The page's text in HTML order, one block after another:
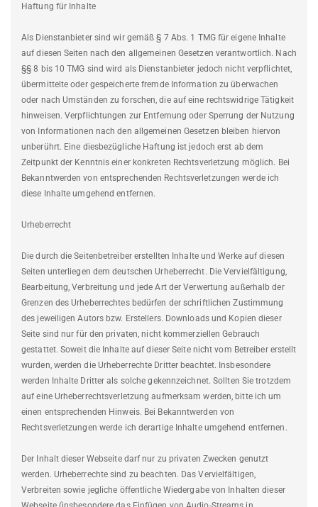
Haftung für Inhalte
Als Dienstanbieter sind wir gemäß § 7 Abs. 1 TMG für eigene Inhalte
auf diesen Seiten nach den allgemeinen Gesetzen verantwortlich. Nach
§§ 8 bis 10 TMG sind wird als Dienstanbieter jedoch nicht verpflichtet,
übermittelte oder gespeicherte fremde Information zu überwachen
oder nach Umständen zu forschen, die auf eine rechtswidrige Tätigkeit
hinweisen. Verpflichtungen zur Entfernung oder Sperrung der Nutzung
von Informationen nach den allgemeinen Gesetzen bleiben hiervon
unberührt. Eine diesbezügliche Haftung ist jedoch erst ab dem
Zeitpunkt der Kenntnis einer konkreten Rechtsverletzung möglich. Bei
Bekanntwerden von entsprechenden Rechtsverletzungen werde ich
diese Inhalte umgehend entfernen.
Urheberrecht
Die durch die Seitenbetreiber erstellten Inhalte und Werke auf diesen
Seiten unterliegen dem deutschen Urheberrecht. Die Vervielfältigung,
Bearbeitung, Verbreitung und jede Art der Verwertung außerhalb der
Grenzen des Urheberrechtes bedürfen der schriftlichen Zustimmung
des jeweiligen Autors bzw. Erstellers. Downloads und Kopien dieser
Seite sind nur für den privaten, nicht kommerziellen Gebrauch
gestattet. Soweit die Inhalte auf dieser Seite nicht vom Betreiber erstellt
wurden, werden die Urheberrechte Dritter beachtet. Insbesondere
werden Inhalte Dritter als solche gekennzeichnet. Sollten Sie trotzdem
auf eine Urheberrechtsverletzung aufmerksam werden, bitte ich um
einen entsprechenden Hinweis. Bei Bekanntwerden von
Rechtsverletzungen werde ich derartige Inhalte umgehend entfernen.
Der Inhalt dieser Webseite darf nur zu privaten Zwecken genutzt
werden. Urheberrechte sind zu beachten. Das Vervielfältigen,
Verbreiten sowie jegliche öffentliche Wiedergabe von Inhalten dieser